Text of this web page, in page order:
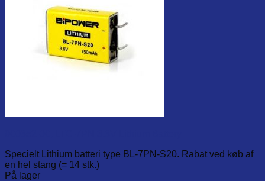
Specielt Lithium batteri type BL-7PN-S20. Rabat ved køb af
en hel stang (= 14 stk.)
På lager